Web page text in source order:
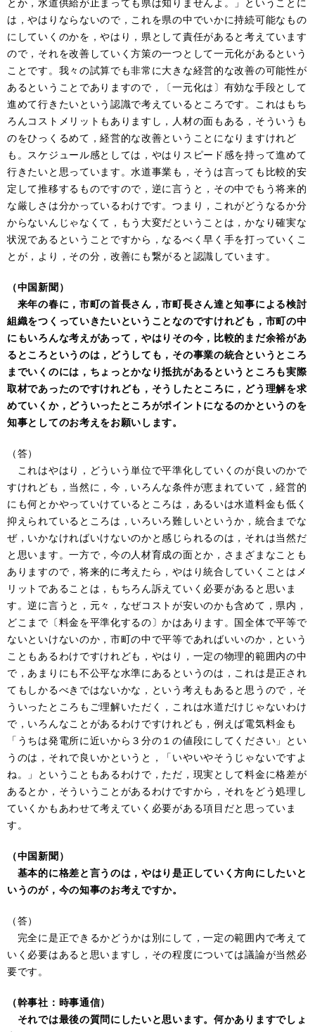
は，やはりならないので，これを県の中でいかに持続可能なもの
にしていくのかを，やはり，県として責任があると考えています
ので，それを改善していく方策の一つとして一元化があるという
ことです。我々の試算でも非常に大きな経営的な改善の可能性が
あるということでありますので，〔一元化は〕有効な手段として
進めて行きたいという認識で考えているところです。これはもち
ろんコストメリットもありますし，人材の面もある，そういうも
のをひっくるめて，経営的な改善ということになりますけれど
も。スケジュール感としては，やはりスピード感を持って進めて
行きたいと思っています。水道事業も，そうは言っても比較的安
定して推移するものですので，逆に言うと，その中でもう将来的
な厳しさは分かっているわけです。つまり，これがどうなるか分
からないんじゃなくて，もう大変だということは，かなり確実な
状況であるということですから，なるべく早く手を打っていくこ
とが，より，その分，改善にも繋がると認識しています。
（中国新聞）
来年の春に，市町の首長さん，市町長さん達と知事による検討
組織をつくっていきたいということなのですけれども，市町の中
にもいろんな考えがあって，やはりその今，比較的まだ余裕があ
るところというのは，どうしても，その事業の統合というところ
までいくのには，ちょっとかなり抵抗があるというところも実際
取材であったのですけれども，そうしたところに，どう理解を求
めていくか，どういったところがポイントになるのかというのを
知事としてのお考えをお願いします。
（答）
これはやはり，どういう単位で平準化していくのが良いのかで
すけれども，当然に，今，いろんな条件が恵まれていて，経営的
にも何とかやっていけているところは，あるいは水道料金も低く
抑えられているところは，いろいろ難しいというか，統合までな
ぜ，いかなければいけないのかと感じられるのは，それは当然だ
と思います。一方で，今の人材育成の面とか，さまざまなことも
ありますので，将来的に考えたら，やはり統合していくことはメ
リットであることは，もちろん訴えていく必要があると思いま
す。逆に言うと，元々，なぜコストが安いのかも含めて，県内，
どこまで〔料金を平準化するの〕かはあります。国全体で平等で
ないといけないのか，市町の中で平等であればいいのか，という
こともあるわけですけれども，やはり，一定の物理的範囲内の中
で，あまりにも不公平な水準にあるというのは，これは是正され
てもしかるべきではないかな，という考えもあると思うので，そ
ういったところもご理解いただく，これは水道だけじゃないわけ
で，いろんなことがあるわけですけれども，例えば電気料金も
「うちは発電所に近いから３分の１の値段にしてください」とい
うのは，それで良いかというと，「いやいやそうじゃないですよ
ね。」ということもあるわけで，ただ，現実として料金に格差が
あるとか，そういうことがあるわけですから，それをどう処理し
ていくかもあわせて考えていく必要がある項目だと思っていま
す。
（中国新聞）
基本的に格差と言うのは，やはり是正していく方向にしたいと
いうのが，今の知事のお考えですか。
（答）
完全に是正できるかどうかは別にして，一定の範囲内で考えて
いく必要はあると思いますし，その程度については議論が当然必
要です。
（幹事社：時事通信）
それでは最後の質問にしたいと思います。何かありますでしょ